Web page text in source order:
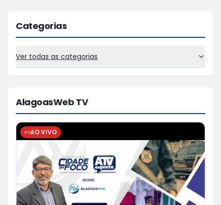
Categorias
Ver todas as categorias
AlagoasWeb TV
AO VIVO